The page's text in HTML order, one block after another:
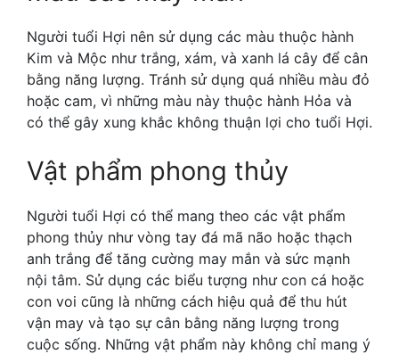
Người tuổi Hợi nên sử dụng các màu thuộc hành
Kim và Mộc như trắng, xám, và xanh lá cây để cân
bằng năng lượng. Tránh sử dụng quá nhiều màu đỏ
hoặc cam, vì những màu này thuộc hành Hỏa và
có thể gây xung khắc không thuận lợi cho tuổi Hợi.
Vật phẩm phong thủy
Người tuổi Hợi có thể mang theo các vật phẩm
phong thủy như vòng tay đá mã não hoặc thạch
anh trắng để tăng cường may mắn và sức mạnh
nội tâm. Sử dụng các biểu tượng như con cá hoặc
con voi cũng là những cách hiệu quả để thu hút
vận may và tạo sự cân bằng năng lượng trong
cuộc sống. Những vật phẩm này không chỉ mang ý